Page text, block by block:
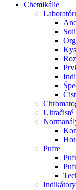
Chemikálie
Ultračisté
Pufre